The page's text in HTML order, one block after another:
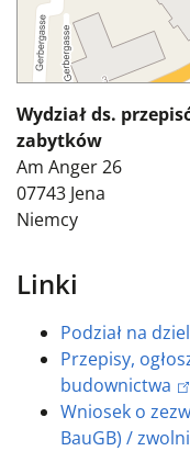
Wydział ds.
zabytków
Am Anger 26
07743 Jena
Niemcy
Linki
Podział na
Przepisy,
budownictwa
Wniosek o
BauGB) /